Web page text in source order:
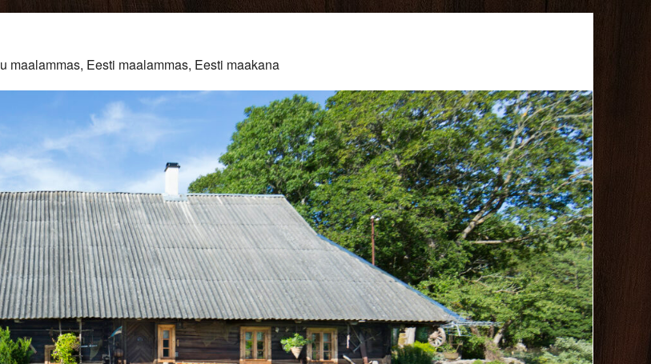
maalammas, Eesti maalammas, Eesti maakana